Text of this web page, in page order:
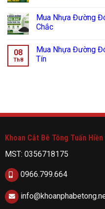
Mua Nhựa Đường
Chắc
08
Th8
Mua Nhựa Đường
Tín
Khoan Cắt Bê Tông Tuấn Hiền
MST: 0356718175
0966.799.664